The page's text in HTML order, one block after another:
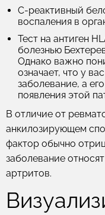
С-реактивный
воспаления в
Тест на антиген
болезнью
Однако важно
означает, что у
заболевание, а
появления этой
В отличие от
анкилозирующем
фактор обычно
заболевание
артритов.